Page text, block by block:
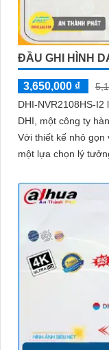
ĐẦU GHI HÌNH
3,650,000 ₫
DHI-NVR2108HS-
DHI, một công ty
Với thiết kế nhỏ gọn
một lựa chọn lý